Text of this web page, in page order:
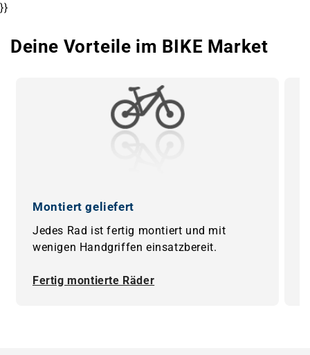
}}
Deine Vorteile im BIKE Market
Montiert geliefert
Jedes Rad ist fertig montiert und mit
wenigen Handgriffen einsatzbereit.
Fertig montierte Räder